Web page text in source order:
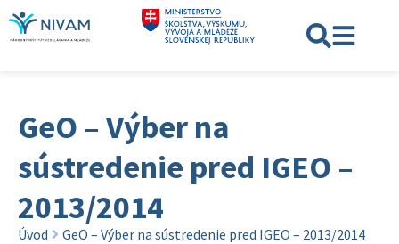
GeO – Výber na
sústredenie pred IGEO –
2013/2014
Úvod GeO – Výber na sústredenie pred IGEO – 2013/2014